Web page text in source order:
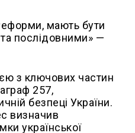
з ключових частин
257,
безпеці України.
визначив
української